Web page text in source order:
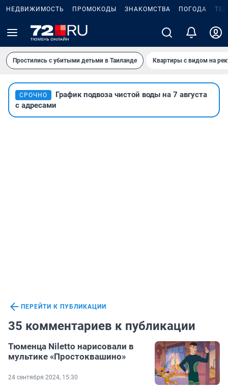
НЕДВИЖИМОСТЬ ПРОМОКОДЫ ЗНАКОМСТВА ПОГОДА
Простились с убитыми детьми в Таиланде Квартиры с видом на
СРОЧНО
График подвоза чистой воды на 7 августа
с адресами
ПЕРЕЙТИ К ПУБЛИКАЦИИ
35 комментариев к публикации
Тюменца Niletto нарисовали в
мультике «Простоквашино»
24 сентября 2024, 15:30